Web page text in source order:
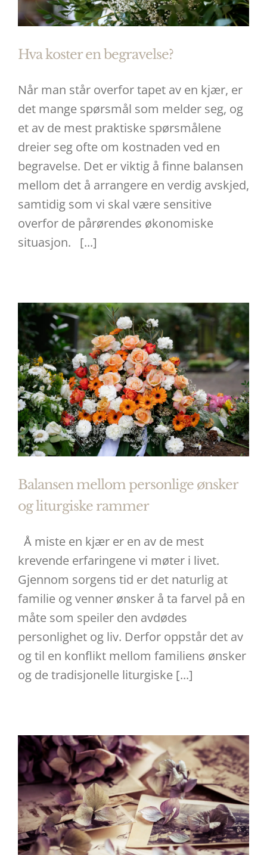
Hva koster en begravelse?
Når man står overfor tapet av en kjær, er
det mange spørsmål som melder seg, og
et av de mest praktiske spørsmålene
dreier seg ofte om kostnaden ved en
begravelse. Det er viktig å finne balansen
mellom det å arrangere en verdig avskjed,
samtidig som vi skal være sensitive
overfor de pårørendes økonomiske
situasjon. [...]
Balansen mellom personlige ønsker
og liturgiske rammer
Å miste en kjær er en av de mest
krevende erfaringene vi møter i livet.
Gjennom sorgens tid er det naturlig at
familie og venner ønsker å ta farvel på en
måte som speiler den avdødes
personlighet og liv. Derfor oppstår det av
og til en konflikt mellom familiens ønsker
og de tradisjonelle liturgiske [...]